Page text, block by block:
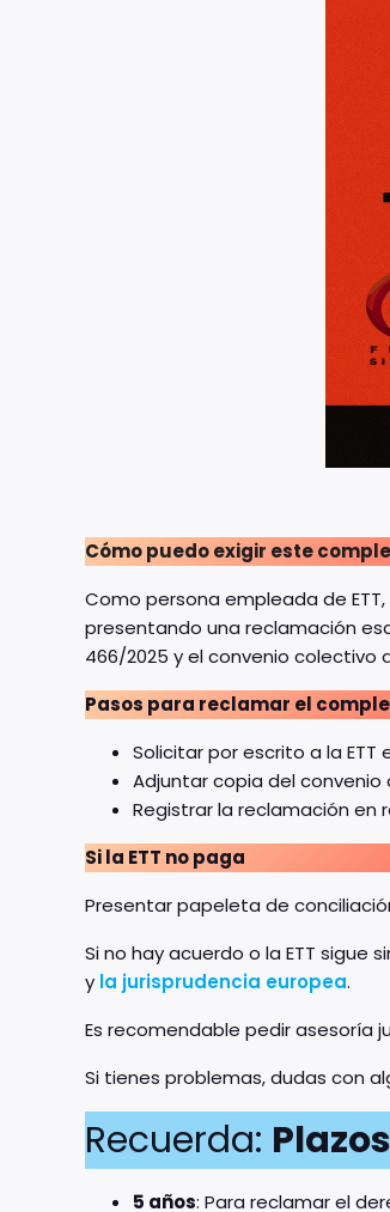
Cómo puedo exigir este
Como persona empleada de
presentando una reclamación
466/2025 y el convenio colectivo
Pasos para reclamar el
Solicitar por escrito a la
Adjuntar copia del
Registrar la reclamación en
Si la ETT no paga
Presentar papeleta de
Si no hay acuerdo o la ETT
y la jurisprudencia europea.
Es recomendable pedir asesoría
Si tienes problemas, dudas con
Recuerda:
5 años: Para reclamar el